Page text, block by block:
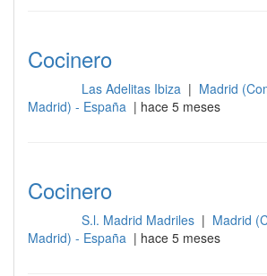
Cocinero
Las Adelitas Ibiza | Madrid
Madrid) - España | hace 5 meses
Cocinero
S.l. Madrid Madriles | Madrid
Madrid) - España | hace 5 meses